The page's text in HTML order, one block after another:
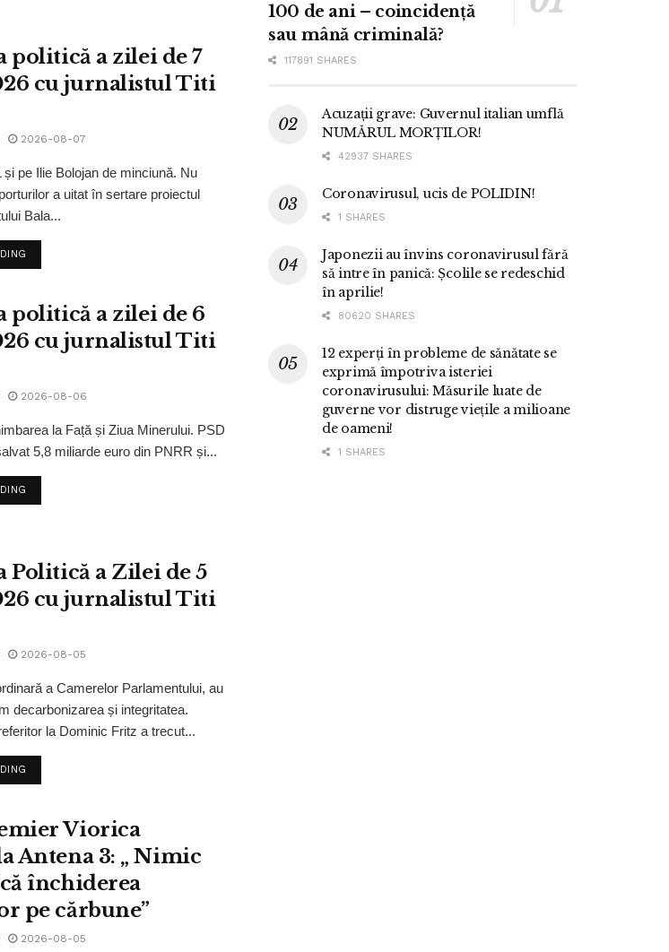
politică a zilei de 7
cu jurnalistul Titi
2026-08-07
pe Ilie Bolojan de minciună. Nu
a uitat în sertare proiectul
Bala...
politică a zilei de 6
cu jurnalistul Titi
2026-08-06
la Față și Ziua Minerului. PSD
5,8 miliarde euro din PNRR și...
Politică a Zilei de 5
cu jurnalistul Titi
2026-08-05
a Camerelor Parlamentului, au
decarbonizarea și integritatea.
la Dominic Fritz a trecut...
Viorica
Antena 3: „ Nimic
închiderea
pe cărbune”
2026-08-05
100 de ani – coincidență
sau mână criminală?
117891 SHARES
Acuzații grave: Guvernul italian umflă
NUMĂRUL MORȚILOR!
42937 SHARES
Coronavirusul, ucis de POLIDIN!
1 SHARES
Japonezii au învins coronavirusul fără
să intre în panică: Școlile se redeschid
în aprilie!
80620 SHARES
12 experți în probleme de sănătate se
exprimă împotriva isteriei
coronavirusului: Măsurile luate de
guverne vor distruge viețile a milioane
de oameni!
1 SHARES